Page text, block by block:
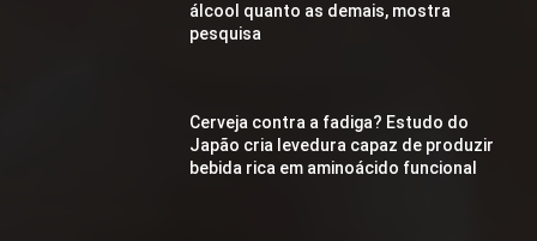
álcool quanto as demais, mostra
pesquisa
Cerveja contra a fadiga? Estudo do
Japão cria levedura capaz de produzir
bebida rica em aminoácido funcional